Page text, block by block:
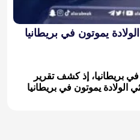
يموتون في بريطانيا
بريطانيا، إذ كشف تقرير
يموتون في بريطانيا